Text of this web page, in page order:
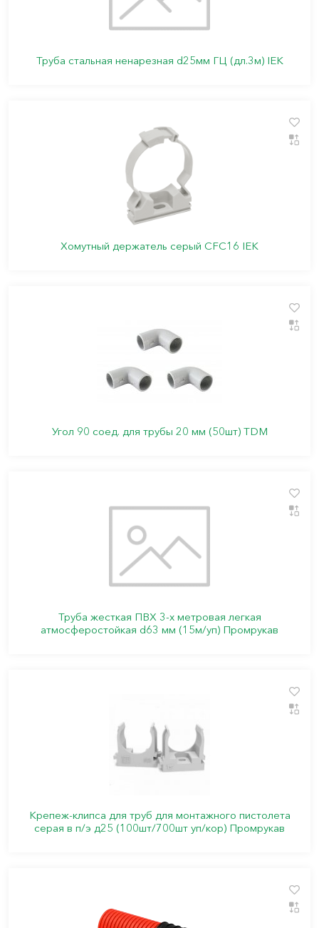
Труба стальная ненарезная d25мм ГЦ (дл.3м) IEK
Хомутный держатель серый CFC16 IEK
Угол 90 соед. для трубы 20 мм (50шт) TDM
Труба жесткая ПВХ 3-х метровая легкая
атмосферостойкая d63 мм (15м/уп) Промрукав
Крепеж-клипса для труб для монтажного пистолета
серая в п/э д25 (100шт/700шт уп/кор) Промрукав